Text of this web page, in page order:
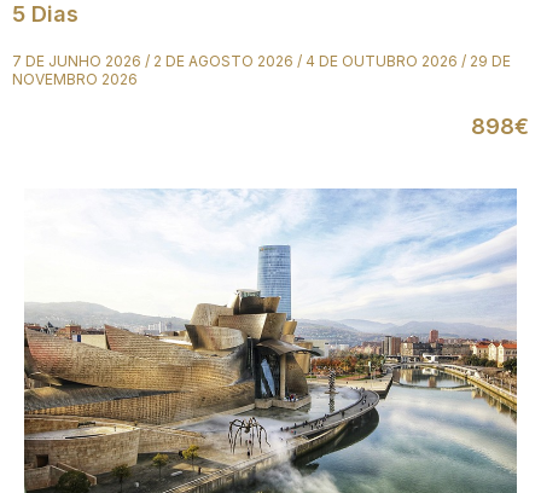
5 Dias
7 DE JUNHO 2026 / 2 DE AGOSTO 2026 / 4 DE OUTUBRO 2026 / 29 DE
NOVEMBRO 2026
898€